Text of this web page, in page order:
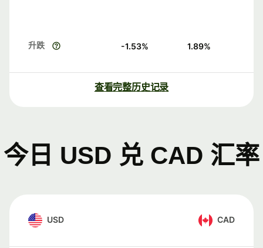
升跌 -1.53% 1.89%
查看完整历史记录
今日 USD 兑 CAD 汇率
USD CAD